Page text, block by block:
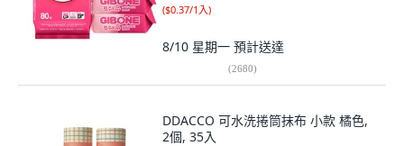
($0.37/1入)
8/10 星期一 預計送達
(2680)
DDACCO 可水洗捲筒抹布 小款 橘色,
2個, 35入